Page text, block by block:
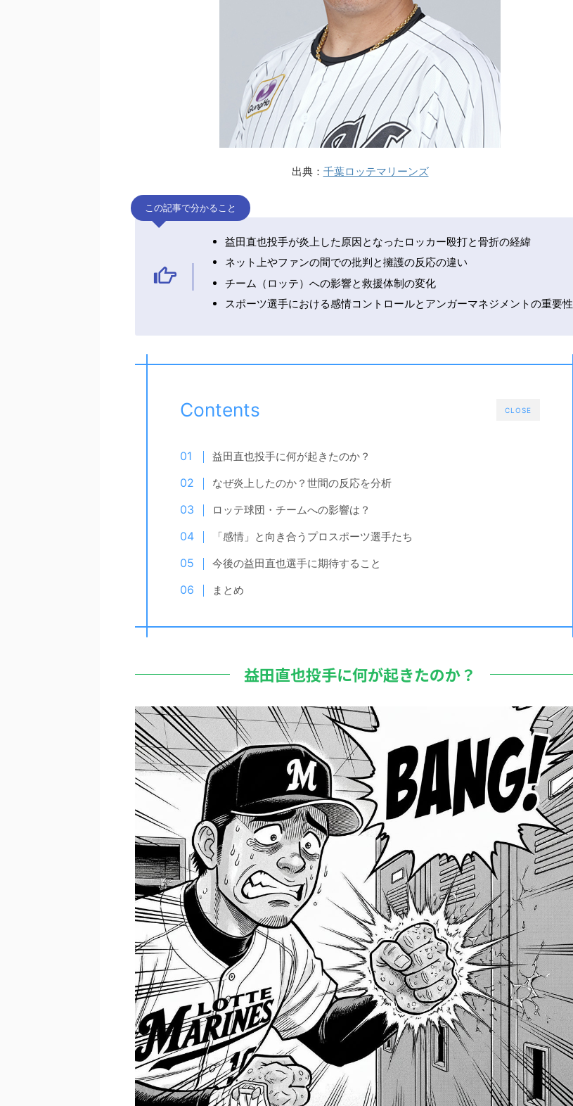
出典： 千葉ロッテマリーンズ
この記事で分かること
益田直也投手が炎上した原因となったロッカー殴打と骨折の経緯
ネット上やファンの間での批判と擁護の反応の違い
チーム（ロッテ）への影響と救援体制の変化
スポーツ選手における感情コントロールとアンガーマネジメントの重要性
CLOSE
Contents
益田直也投手に何が起きたのか？
なぜ炎上したのか？世間の反応を分析
ロッテ球団・チームへの影響は？
「感情」と向き合うプロスポーツ選手たち
今後の益田直也選手に期待すること
まとめ
益田直也投手に何が起きたのか？